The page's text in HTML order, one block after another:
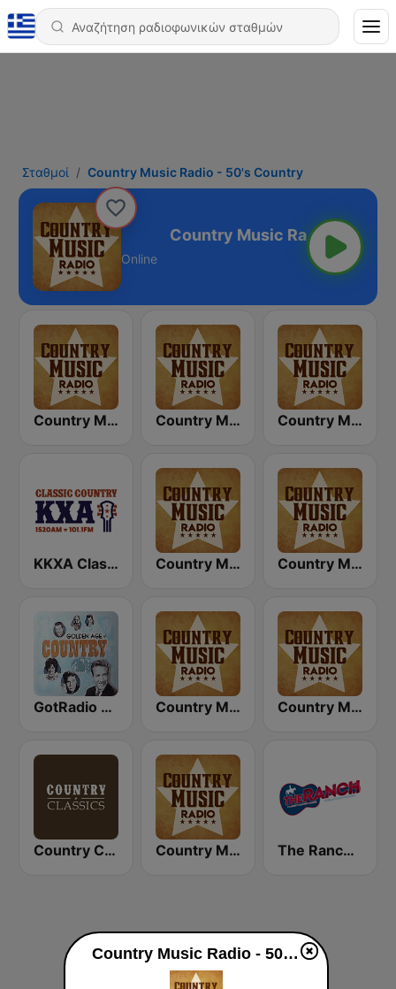
Σταθμοί Country Music Radio - 50's Country
- 50's Country
Online
Country Music Radio - 60's Country Country Music Radio - 70's Country Country Music Radio - 80's Country
KKXA Classic Country 1520 Country Music Radio - Classic Country Country Music Radio - Country Love
GotRadio - Classic Country Country Music Radio - Irish Country Country Music Radio - 90's Country
Country Classics Country Music Radio - Country Mix The Ranch - Classic Country
Country Music Radio - 50's Country